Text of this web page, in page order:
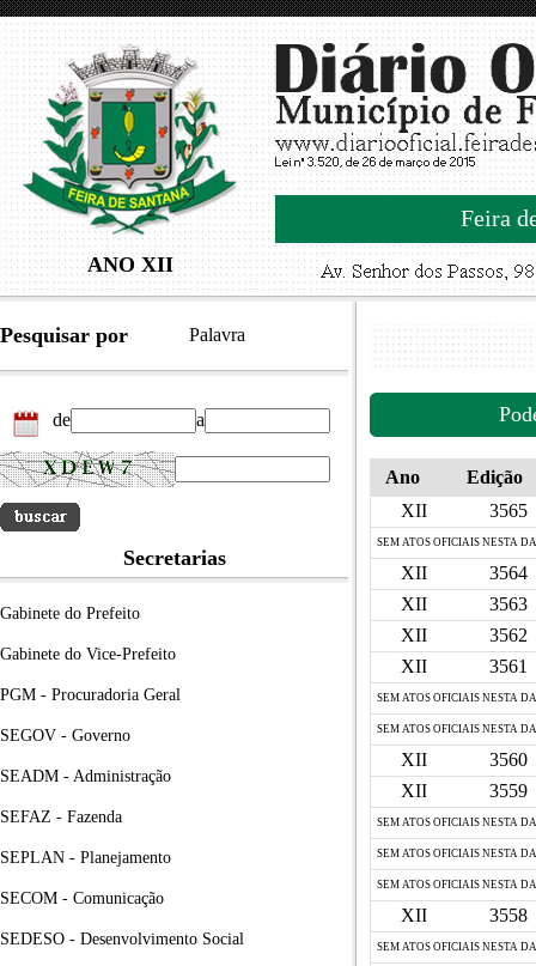
ANO XII
Feira
Pesquisar por Palavra
de a
Secretarias
Gabinete do Prefeito
Gabinete do Vice-Prefeito
PGM - Procuradoria Geral
SEGOV - Governo
SEADM - Administração
SEFAZ - Fazenda
SEPLAN - Planejamento
SECOM - Comunicação
SEDESO - Desenvolvimento Social
Ano
Edição
XII
3565
SEM ATOS OFICIAIS NESTA
XII
3564
XII
3563
XII
3562
XII
3561
SEM ATOS OFICIAIS NESTA
SEM ATOS OFICIAIS NESTA
XII
3560
XII
3559
SEM ATOS OFICIAIS NESTA
SEM ATOS OFICIAIS NESTA
SEM ATOS OFICIAIS NESTA
XII 3558
SEM ATOS OFICIAIS NESTA